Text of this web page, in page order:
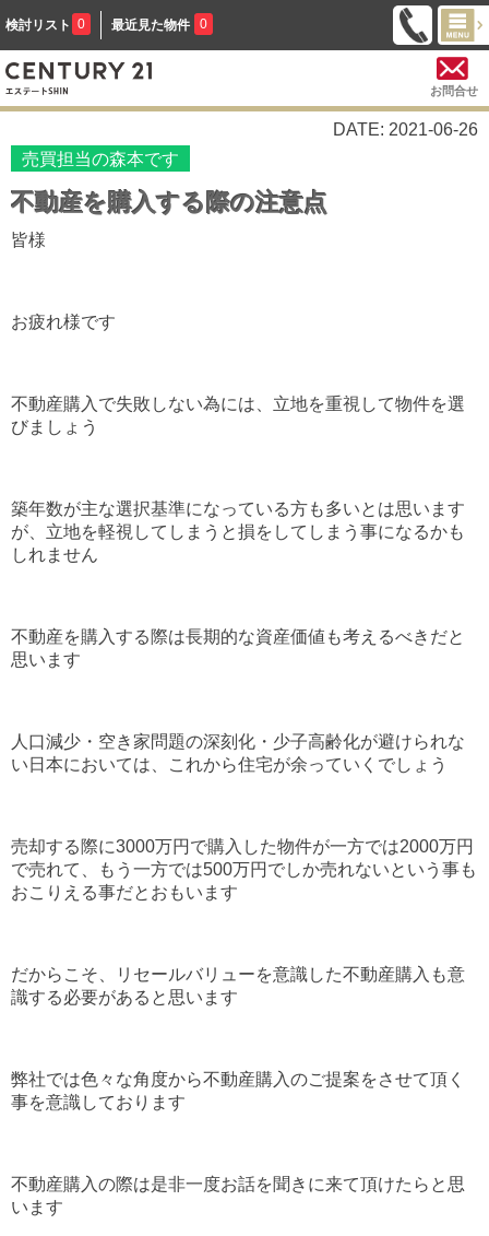
検討リスト 0 最近見た物件 0
お問合せ
DATE: 2021-06-26
売買担当の森本です
不動産を購入する際の注意点
皆様
お疲れ様です
不動産購入で失敗しない為には、立地を重視して物件を選
びましょう
築年数が主な選択基準になっている方も多いとは思います
が、立地を軽視してしまうと損をしてしまう事になるかも
しれません
不動産を購入する際は長期的な資産価値も考えるべきだと
思います
人口減少・空き家問題の深刻化・少子高齢化が避けられな
い日本においては、これから住宅が余っていくでしょう
売却する際に3000万円で購入した物件が一方では2000万円
で売れて、もう一方では500万円でしか売れないという事も
おこりえる事だとおもいます
だからこそ、リセールバリューを意識した不動産購入も意
識する必要があると思います
弊社では色々な角度から不動産購入のご提案をさせて頂く
事を意識しております
不動産購入の際は是非一度お話を聞きに来て頂けたらと思
います